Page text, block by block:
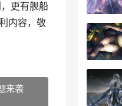
更有舰船
内容，敬
来袭